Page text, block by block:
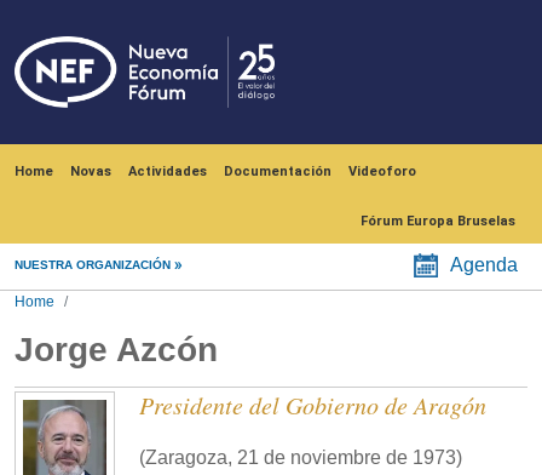
Home Novas Actividades Documentación Videoforo
Fórum Europa Bruselas
NUESTRA ORGANIZACIÓN Agenda
Home
Jorge Azcón
Presidente del Gobierno de Aragón
(Zaragoza, 21 de noviembre de 1973)